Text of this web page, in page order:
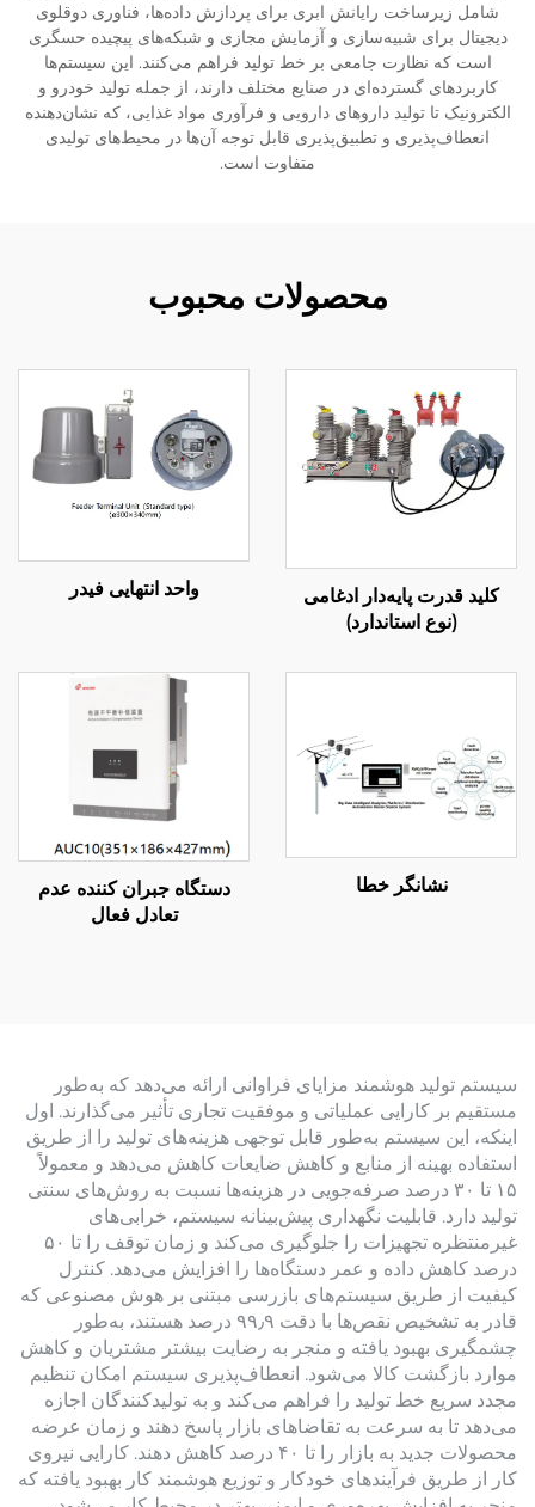
شامل زیرساخت رایانش ابری برای پردازش داده‌ها، فناوری دوقلوی
دیجیتال برای شبیه‌سازی و آزمایش مجازی و شبکه‌های پیچیده حسگری
است که نظارت جامعی بر خط تولید فراهم می‌کنند. این سیستم‌ها
کاربردهای گسترده‌ای در صنایع مختلف دارند، از جمله تولید خودرو و
الکترونیک تا تولید داروهای دارویی و فرآوری مواد غذایی، که نشان‌دهنده
انعطاف‌پذیری و تطبیق‌پذیری قابل توجه آن‌ها در محیط‌های تولیدی
متفاوت است.
محصولات محبوب
کلید قدرت پایه‌دار ادغامی
(نوع استاندارد)
واحد انتهایی فیدر
نشانگر خطا
دستگاه جبران کننده عدم
تعادل فعال
سیستم تولید هوشمند مزایای فراوانی ارائه می‌دهد که به‌طور
مستقیم بر کارایی عملیاتی و موفقیت تجاری تأثیر می‌گذارند. اول
اینکه، این سیستم به‌طور قابل توجهی هزینه‌های تولید را از طریق
استفاده بهینه از منابع و کاهش ضایعات کاهش می‌دهد و معمولاً
۱۵ تا ۳۰ درصد صرفه‌جویی در هزینه‌ها نسبت به روش‌های سنتی
تولید دارد. قابلیت نگهداری پیش‌بینانه سیستم، خرابی‌های
غیرمنتظره تجهیزات را جلوگیری می‌کند و زمان توقف را تا ۵۰
درصد کاهش داده و عمر دستگاه‌ها را افزایش می‌دهد. کنترل
کیفیت از طریق سیستم‌های بازرسی مبتنی بر هوش مصنوعی که
قادر به تشخیص نقص‌ها با دقت ۹۹٫۹ درصد هستند، به‌طور
چشمگیری بهبود یافته و منجر به رضایت بیشتر مشتریان و کاهش
موارد بازگشت کالا می‌شود. انعطاف‌پذیری سیستم امکان تنظیم
مجدد سریع خط تولید را فراهم می‌کند و به تولیدکنندگان اجازه
می‌دهد تا به سرعت به تقاضاهای بازار پاسخ دهند و زمان عرضه
محصولات جدید به بازار را تا ۴۰ درصد کاهش دهند. کارایی نیروی
کار از طریق فرآیندهای خودکار و توزیع هوشمند کار بهبود یافته که